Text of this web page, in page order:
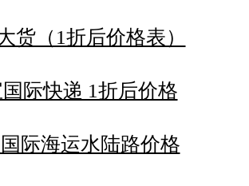
货（1折后价格表）
际快递 1折后价格
际海运水陆路价格